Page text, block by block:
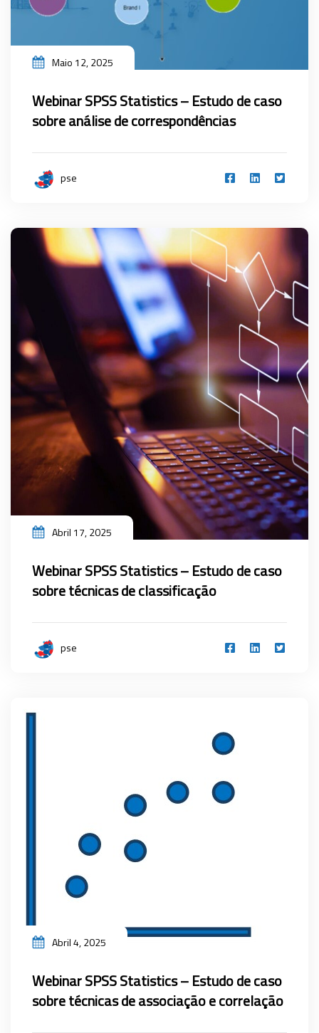
Maio 12, 2025
Webinar SPSS Statistics – Estudo de caso
sobre análise de correspondências
pse
Abril 17, 2025
Webinar SPSS Statistics – Estudo de caso
sobre técnicas de classificação
pse
Abril 4, 2025
Webinar SPSS Statistics – Estudo de caso
sobre técnicas de associação e correlação